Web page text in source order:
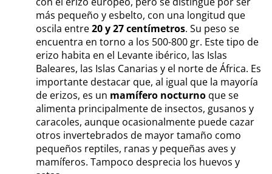
más pequeño y esbelto, con una longitud que
oscila entre20 y 27 centímetros. Su peso se
encuentra en torno a los 500-800 gr. Este tipo de
erizo habita en el Levante ibérico, las Islas
Baleares, las Islas Canarias y el norte de África. Es
importante destacar que, al igual que la mayoría
de erizos, es un mamífero nocturno que se
alimenta principalmente de insectos, gusanos y
caracoles, aunque ocasionalmente puede cazar
otros invertebrados de mayor tamaño como
pequeños reptiles, ranas y pequeñas aves y
mamíferos. Tampoco desprecia los huevos y